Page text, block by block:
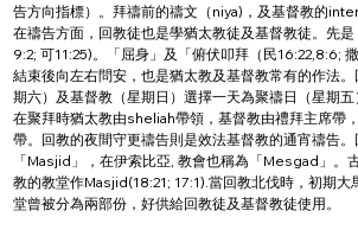
告方向指標）。拜禱前的禱文（niya)，及基督教的
在禱告方面，回教徒也是學猶太教徒及基督教徒。先
9:2; 可11:25)。「屈身」及「俯伏叩拜（民16:22,8:6;
結束後向左右問安，也是猶太教及基督教常有的作法
期六）及基督教（星期日）選擇一天為聚禱日（星期五
在聚拜時猶太教由sheliah帶領，基督教由禮拜主席帶
帶。回教的夜間守更禱告則是效法基督教的通宵禱告
「Masjid」，在伊索比亞, 教會也稱為「Mesgad」。
教的教堂作Masjid(18:21; 17:1).當回教北伐時，初期大
堂曾被分為兩部份，好供給回教徒及基督教徒使用。